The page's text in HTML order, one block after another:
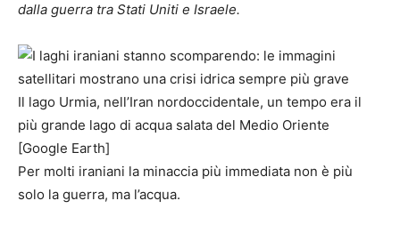
dalla guerra tra Stati Uniti e Israele.
Il lago Urmia, nell’Iran nordoccidentale, un tempo era il
più grande lago di acqua salata del Medio Oriente
[Google Earth]
Per molti iraniani la minaccia più immediata non è più
solo la guerra, ma l’acqua.